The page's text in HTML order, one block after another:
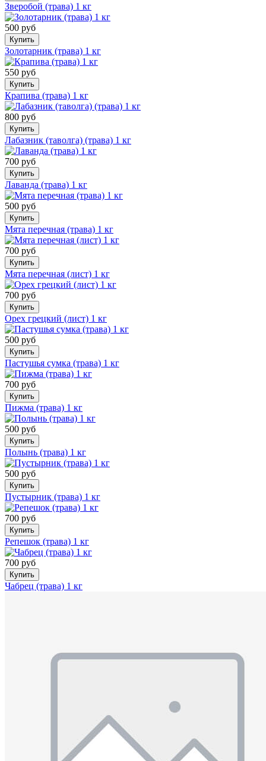
Зверобой (трава) 1 кг
500 руб
Купить
Золотарник (трава) 1 кг
550 руб
Купить
Крапива (трава) 1 кг
800 руб
Купить
Лабазник (таволга) (трава) 1 кг
700 руб
Купить
Лаванда (трава) 1 кг
500 руб
Купить
Мята перечная (трава) 1 кг
700 руб
Купить
Мята перечная (лист) 1 кг
700 руб
Купить
Орех грецкий (лист) 1 кг
500 руб
Купить
Пастушья сумка (трава) 1 кг
700 руб
Купить
Пижма (трава) 1 кг
500 руб
Купить
Полынь (трава) 1 кг
500 руб
Купить
Пустырник (трава) 1 кг
700 руб
Купить
Репешок (трава) 1 кг
700 руб
Купить
Чабрец (трава) 1 кг